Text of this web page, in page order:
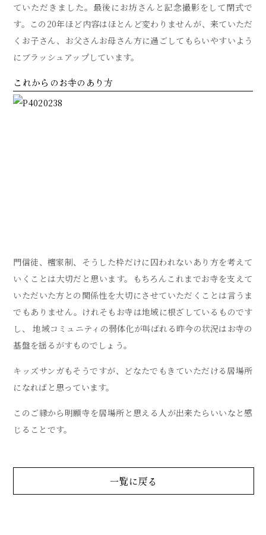
ていただきました。最後にお坊さんと記念撮影をして閉式で
す。この20年ほど内容はほとんど変わりませんが、来ていただ
くお子さん、お父さんお母さん方に過ごしてもらいやすいよう
にブラッシュアップしています。
これからのお寺のあり方
門信徒、檀家制、そうした枠だけに囚われないあり方を考えて
いくことは大切だと思います。もちろんこれまでお寺を支えて
いただいた方との関係性を大切にさせていただくことは言うま
でもありません。けれそもお寺は地域に根ざしているものです
し、 地域コミュニティの弱体化が叫ばれる昨今の状況はお寺の
基盤を揺るがすものでしょう。
キッズサンガもそうですが、どなたでもきていただける居場所
になればと思っています。
このご縁から明願寺を居場所と思える人が出来たらいいなと感
じることです。
一覧に戻る